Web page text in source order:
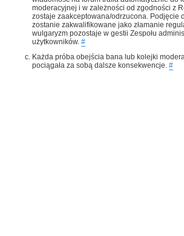
moderacyjnej i w zależności od zgodności z
zostaje zaakceptowana/odrzucona. Podjęcie
zostanie zakwalifikowane jako złamanie
wulgaryzm pozostaje w gestii Zespołu
użytkowników. #
Każda próba obejścia bana lub kolejki
pociągała za sobą dalsze konsekwencje. #